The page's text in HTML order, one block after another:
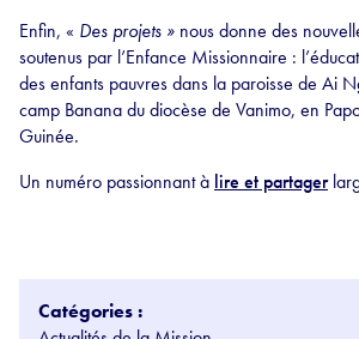
Enfin, « Des projets » nous donne des
soutenus par l’Enfance Missionnaire :
des enfants pauvres dans la paroisse de Ai
camp Banana du diocèse de Vanimo, en
Guinée.
Un numéro passionnant à lire et partager
Catégories :